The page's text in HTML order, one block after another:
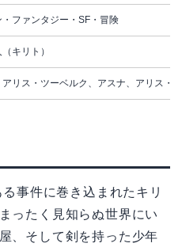
・ファンタジー・SF・冒険
キリト）
リス・ツーベルク、アスナ、アリス・
事件に巻き込まれたキリ
ったく見知らぬ世界にい
、そして剣を持った少年